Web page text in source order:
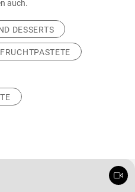
auch.
DESSERTS
FRUCHTPASTETE